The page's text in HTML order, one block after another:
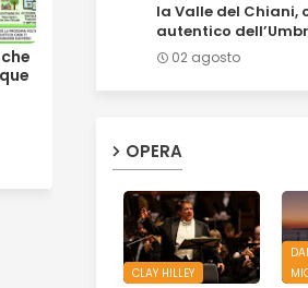
la Valle del Chiani,
autentico
02 agosto
OPERA
CLAY HILLEY